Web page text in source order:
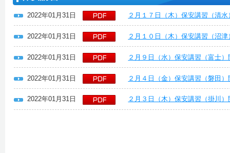
2022年01月31日 ２月１７日（木）保安講習（清
2022年01月31日 ２月１０日（木）保安講習（沼
2022年01月31日 ２月９日（水）保安講習（富士
2022年01月31日 ２月４日（金）保安講習（磐田
2022年01月31日 ２月３日（木）保安講習（掛川